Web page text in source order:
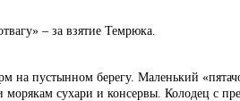
– за взятие Темрюка.
пустынном берегу. Маленький
сухари и консервы. Колодец с